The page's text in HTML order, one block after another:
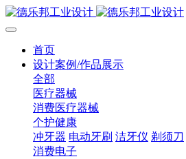
首页
设计案例/作品展示
全部
医疗器械
消费医疗器械
个护健康
冲牙器 电动牙刷 洁牙仪 剃须刀
消费电子